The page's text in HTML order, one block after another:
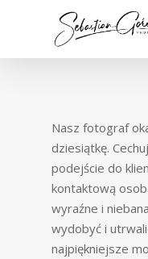
Nasz fotograf
dziesiątkę.
podejście do
kontaktową
wyraźne i
wydobyć i
najpiękniejsze